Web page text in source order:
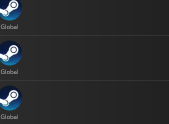
Global
Global
Global